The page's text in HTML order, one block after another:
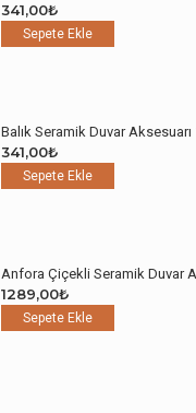
341,00₺
Sepete Ekle
Balık Seramik Duvar Aksesuarı
341,00₺
Sepete Ekle
Anfora Çiçekli Seramik Duvar
1289,00₺
Sepete Ekle